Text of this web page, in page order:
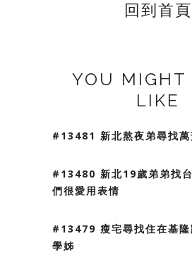
回到首頁
YOU MIGHT
LIKE
#13481 新北熬夜弟尋找萬
#13480 新北19歲弟弟找台
們很愛用表情
#13479 瘦宅尋找住在基隆
學姊